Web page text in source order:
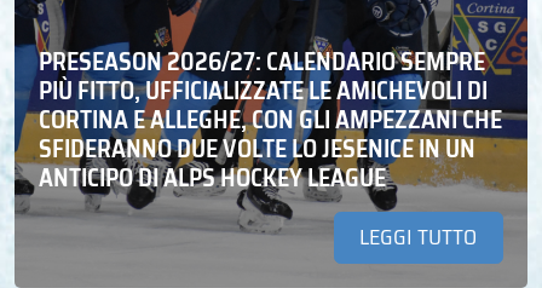
PRESEASON 2026/27: CALENDARIO SEMPRE
PIÙ FITTO, UFFICIALIZZATE LE AMICHEVOLI DI
CORTINA E ALLEGHE, CON GLI AMPEZZANI CHE
SFIDERANNO DUE VOLTE LO JESENICE IN UN
ANTICIPO DI ALPS HOCKEY LEAGUE
LEGGI TUTTO